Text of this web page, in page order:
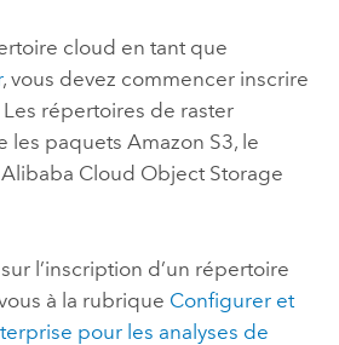
cloud en tant que
, vous devez commencer inscrire
répertoires de raster
les paquets Amazon S3, le
Alibaba Cloud Object Storage
l’inscription d’un répertoire
à la rubrique Configurer et
pour les analyses de